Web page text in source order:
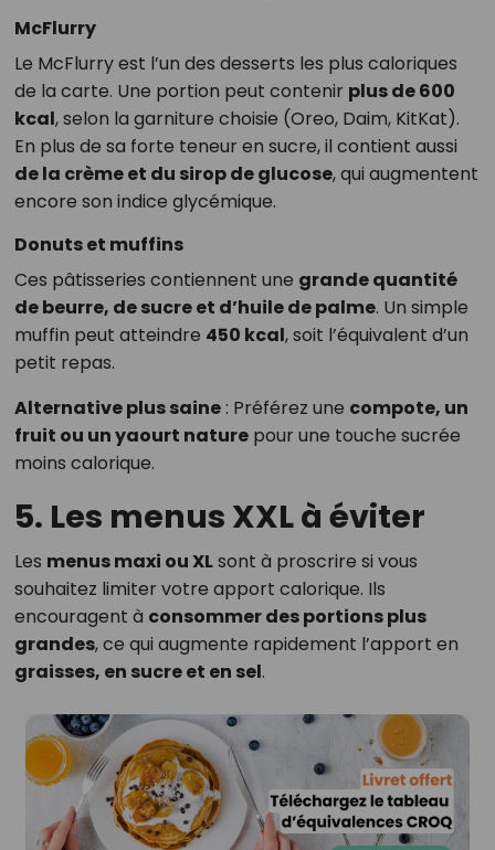
McFlurry
Le McFlurry est l’un des desserts les plus caloriques
de la carte. Une portion peut contenir plus de 600
kcal, selon la garniture choisie (Oreo, Daim, KitKat).
En plus de sa forte teneur en sucre, il contient aussi
de la crème et du sirop de glucose, qui augmentent
encore son indice glycémique.
Donuts et muffins
Ces pâtisseries contiennent une grande quantité
de beurre, de sucre et d’huile de palme. Un simple
muffin peut atteindre 450 kcal, soit l’équivalent d’un
petit repas.
Alternative plus saine: Préférez une compote, un
fruit ou un yaourt naturepour une touche sucrée
moins calorique.
5. Les menus XXL à éviter
Les menus maxi ou XLsont à proscrire si vous
souhaitez limiter votre apport calorique. Ils
encouragent à consommer des portions plus
grandes, ce qui augmente rapidement l’apport en
graisses, en sucre et en sel.